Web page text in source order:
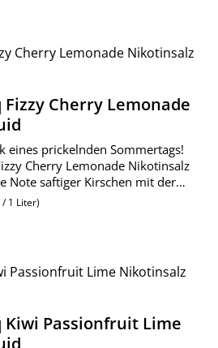
Fizzy Cherry Lemonade
eines prickelnden Sommertags!
Cherry Lemonade Nikotinsalz
Note saftiger Kirschen mit der
einer klassischen Limonade.
1 Liter)
Kiwi Passionfruit Lime